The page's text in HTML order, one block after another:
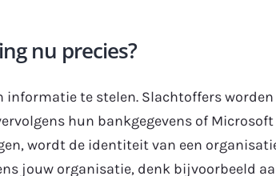
nu precies?
te stelen. Slachtoffers
hun bankgegevens of
wordt de identiteit van een
jouw organisatie, denk bijvoorbeeld